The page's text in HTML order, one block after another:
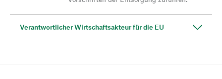
Verantwortlicher Wirtschaftsakteur für die EU